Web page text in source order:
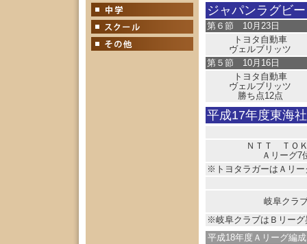
ジャパンラグビ
第６節 10月23日
トヨタ自動車
ヴェルブリッツ
第５節 10月16日
トヨタ自動車
ヴェルブリッツ
勝ち点12点
平成17年度東海
ＮＴＴ ＴＯ
Ａリーグ7
※トヨタラガーはＡリ
岐阜クラ
※岐阜クラブはＢリーグ
平成18年度Ａリーグ編成